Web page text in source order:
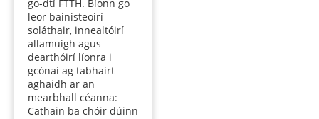
go-dtí FTTH. Bíonn go
leor bainisteoirí
soláthair, innealtóirí
allamuigh agus
dearthóirí líonra i
gcónaí ag tabhairt
aghaidh ar an
mearbhall céanna:
Cathain ba chóir dúinn